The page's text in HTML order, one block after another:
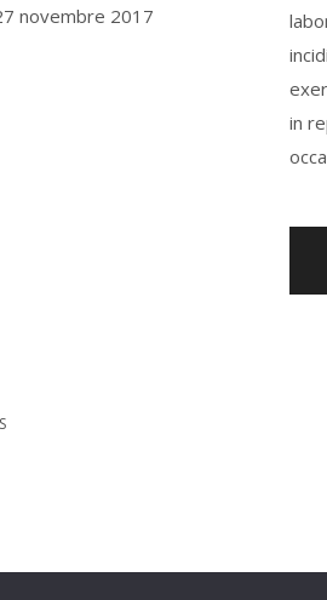
novembre 2017
in